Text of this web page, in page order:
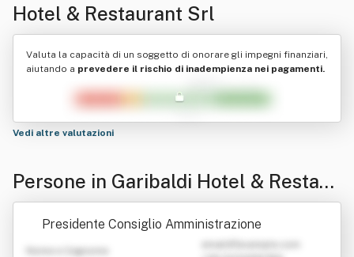
Hotel & Restaurant Srl
Valuta la capacità di un soggetto di onorare gli impegni finanziari,
aiutando a prevedere il rischio di inadempienza nei pagamenti.
Vedi altre valutazioni
Persone in Garibaldi Hotel & Restaur
ant Srl
Presidente Consiglio Amministrazione
Nome e Cognome